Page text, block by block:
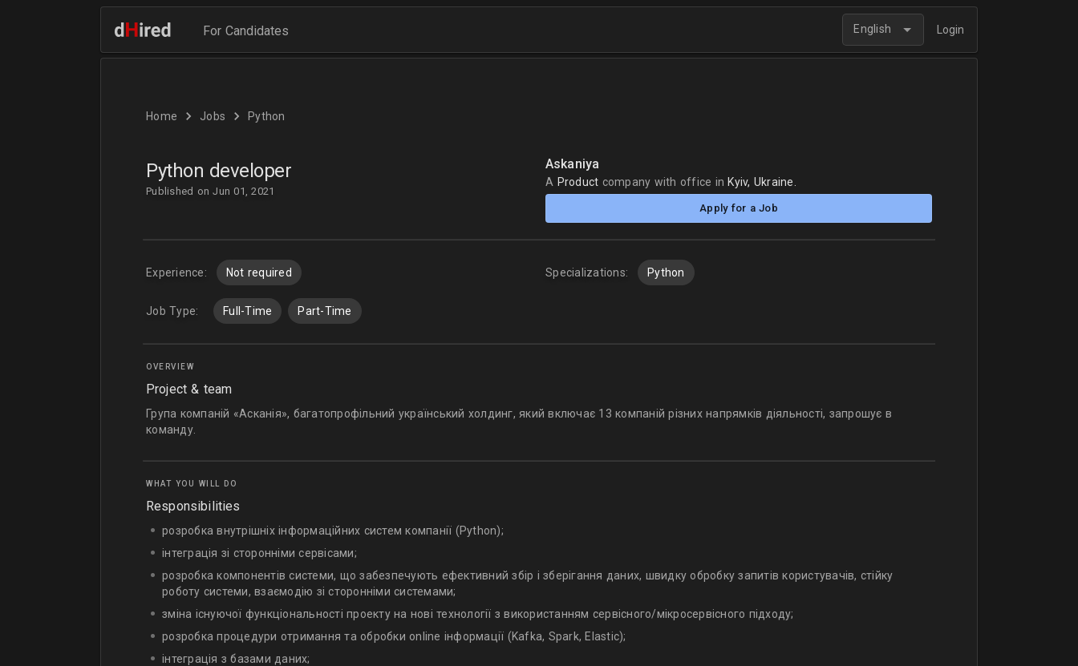
For Candidates English Login
Home Jobs Python
Python developer
Published on Jun 01, 2021
Askaniya
A Product company with office in Kyiv, Ukraine.
Apply for a Job
Experience: Not required
Job Type: Full-Time Part-Time
Specializations: Python
OVERVIEW
Project & team
Група компаній «Асканія», багатопрофільний український холдинг, який включає 13 компаній різних напрямків діяльності, запрошує в
команду.
WHAT YOU WILL DO
Responsibilities
розробка внутрішніх інформаційних систем компанії (Python);
інтеграція зі сторонніми сервісами;
розробка компонентів системи, що забезпечують ефективний збір і зберігання даних, швидку обробку запитів користувачів, стійку
роботу системи, взаємодію зі сторонніми системами;
зміна існуючої функціональності проекту на нові технології з використанням сервісного/мікросервісного підходу;
розробка процедури отримання та обробки online інформації (Kafka, Spark, Elastic);
інтеграція з базами даних;